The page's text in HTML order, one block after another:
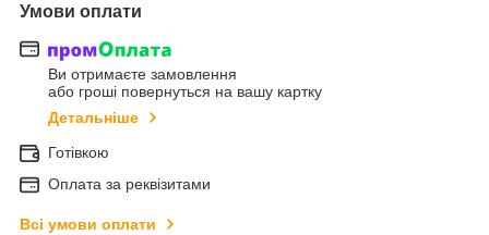
Умови оплати
Ви отримаєте замовлення
або гроші повернуться на вашу картку
Детальніше
Готівкою
Оплата за реквізитами
Всі умови оплати